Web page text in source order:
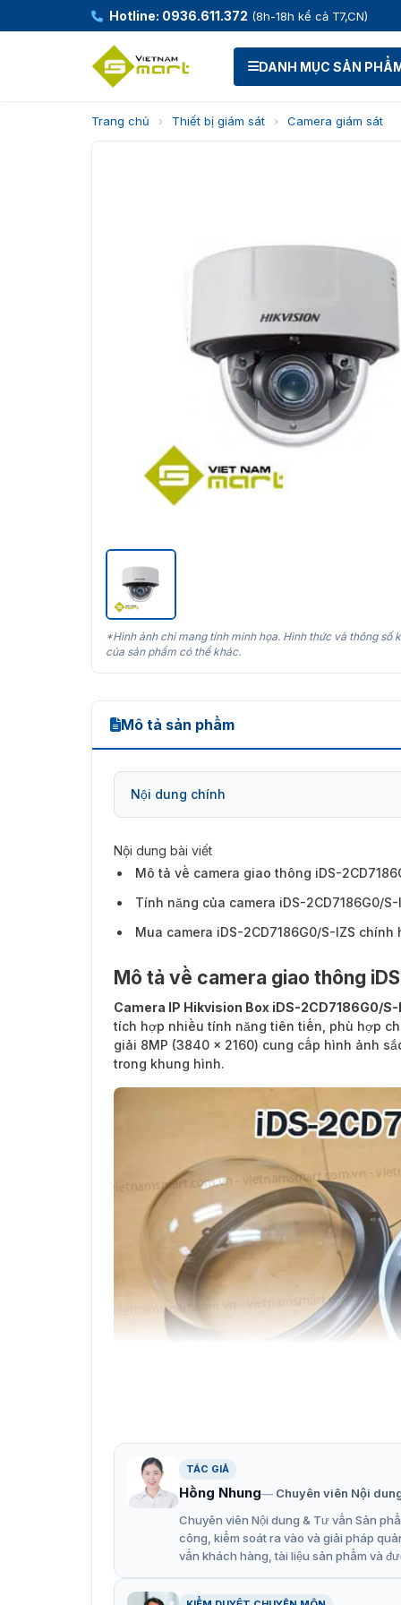
Hotline: 0936.611.372 (8h-18h kể cả T7,CN)
DANH MỤC SẢN
Trang chủ › Thiết bị giám sát › Camera giám sát
*Hình ảnh chỉ mang tính minh họa. Hình thức và thông số
của sản phẩm có thể khác.
Mô tả sản phẩm
Nội dung chính
Nội dung bài viết
Mô tả về camera giao thông iDS-
Tính năng của camera iDS-2CD7186G0/S-
Mua camera iDS-2CD7186G0/S-IZS chính
Mô tả về camera giao thông
Camera IP Hikvision Box iDS-2CD7186G0/S-
tích hợp nhiều tính năng tiên tiến, phù hợp
giải 8MP (3840 x 2160) cung cấp hình ảnh
trong khung hình.
Camera giao thông
Tính năng của camera iDS-
Ống kính tiêu cự vòm thông thường
TÁC GIẢ
Hồng Nhung
Chuyên viên Nội
Chuyên viên Nội dung & Tư vấn Sản
công, kiểm soát ra vào và giải pháp
vấn khách hàng, tài liệu sản phẩm và